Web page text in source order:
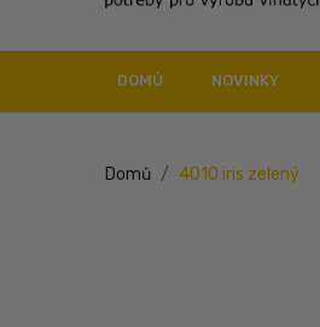
DOMŮ NOVINKY
Domů 4010 iris zelený